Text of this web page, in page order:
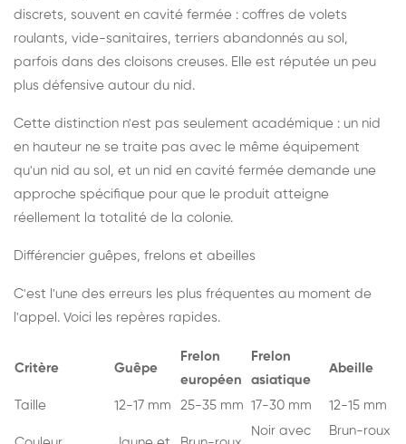
discrets, souvent en cavité fermée : coffres de volets
roulants, vide-sanitaires, terriers abandonnés au sol,
parfois dans des cloisons creuses. Elle est réputée un peu
plus défensive autour du nid.
Cette distinction n'est pas seulement académique : un nid
en hauteur ne se traite pas avec le même équipement
qu'un nid au sol, et un nid en cavité fermée demande une
approche spécifique pour que le produit atteigne
réellement la totalité de la colonie.
Différencier guêpes, frelons et abeilles
C'est l'une des erreurs les plus fréquentes au moment de
l'appel. Voici les repères rapides.
Critère Guêpe
Frelon
européen
Frelon
asiatique
Abeille
Taille 12-17 mm 25-35 mm 17-30 mm 12-15 mm
Noir avec
Brun-roux